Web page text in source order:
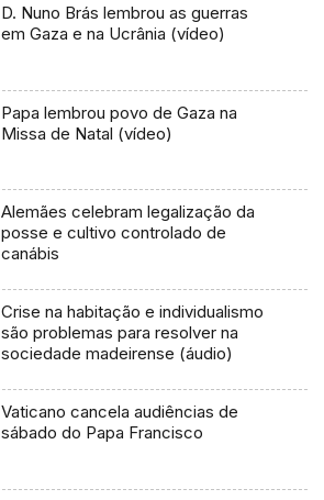
D. Nuno Brás lembrou as guerras
em Gaza e na Ucrânia (vídeo)
Papa lembrou povo de Gaza na
Missa de Natal (vídeo)
Alemães celebram legalização da
posse e cultivo controlado de
canábis
Crise na habitação e individualismo
são problemas para resolver na
sociedade madeirense (áudio)
Vaticano cancela audiências de
sábado do Papa Francisco